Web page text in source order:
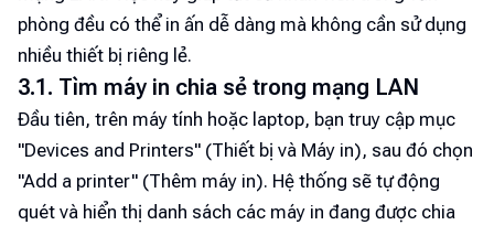
phòng đều có thể in ấn dễ dàng mà không cần sử dụng
nhiều thiết bị riêng lẻ.
3.1. Tìm máy in chia sẻ trong mạng LAN
Đầu tiên, trên máy tính hoặc laptop, bạn truy cập mục
"Devices and Printers" (Thiết bị và Máy in), sau đó chọn
"Add a printer" (Thêm máy in). Hệ thống sẽ tự động
quét và hiển thị danh sách các máy in đang được chia